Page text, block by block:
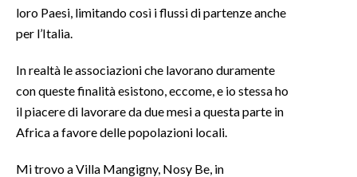
TENNIS
CULTURA
SPETTACOLI
GOSSIP
loro Paesi, limitando così i flussi di partenze anche
per l’Italia.
In realtà le associazioni che lavorano duramente
con queste finalità esistono, eccome, e io stessa ho
il piacere di lavorare da due mesi a questa parte in
Africa a favore delle popolazioni locali.
Mi trovo a Villa Mangigny, Nosy Be, in